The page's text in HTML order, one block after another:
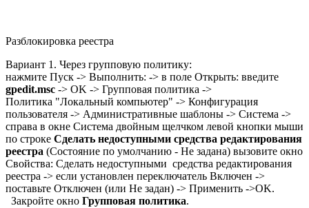
Разблокировка реестра
Вариант 1 . Через групповую политику:
нажмите Пуск -> Выполнить: -> в поле Открыть: введите
gpedit.msc -> OK -> Групповая политика ->
Политика "Локальный компьютер" -> Конфигурация
пользователя -> Административные шаблоны -> Система ->
справа в окне Система двойным щелчком левой кнопки мыши
по строке Сделать недоступными средства редактирования
реестра (Состояние по умолчанию - Не задана) вызовите окно
Свойства: Сделать недоступными средства редактирования
реестра -> если установлен переключатель Включен ->
поставьте Отключен (или Не задан) -> Применить ->OK.
Закройте окно Групповая политика.